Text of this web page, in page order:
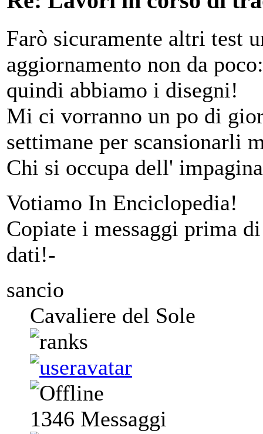
Farò sicuramente altri test
aggiornamento non da
quindi abbiamo i disegni!
Mi ci vorranno un po di
settimane per scansionarli
Chi si occupa dell'
Votiamo In Enciclopedia!
Copiate i messaggi prima
dati!-
sancio
Cavaliere del Sole
1346 Messaggi